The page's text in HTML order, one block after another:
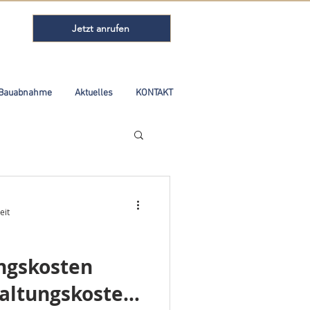
Jetzt anrufen
Aktuelles KONTAKT